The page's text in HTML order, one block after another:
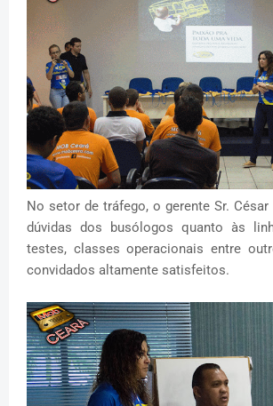
No setor de tráfego, o gerente Sr.
dúvidas dos busólogos quanto às
testes, classes operacionais entre
convidados altamente satisfeitos.